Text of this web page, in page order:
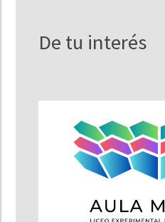
De tu interés